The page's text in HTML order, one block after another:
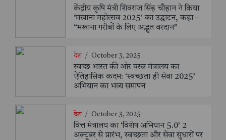
केंद्रीय कृषि मंत्री शिवराज सिंह चौहान ने किया
‘मखाना महोत्सव 2025’ का उद्घाटन, कहा –
“मखाना गरीबों के लिए अद्भुत वरदान”
देश / October 3, 2025
स्वच्छ भारत की ओर वस्त्र मंत्रालय का
ऐतिहासिक कदम: ‘स्वच्छता ही सेवा 2025’
अभियान का भव्य समापन
देश / October 3, 2025
वित्त मंत्रालय का ‘विशेष अभियान 5.0’ 2
अक्टूबर से प्रारंभ, स्वच्छता और सेवा सुधारों पर